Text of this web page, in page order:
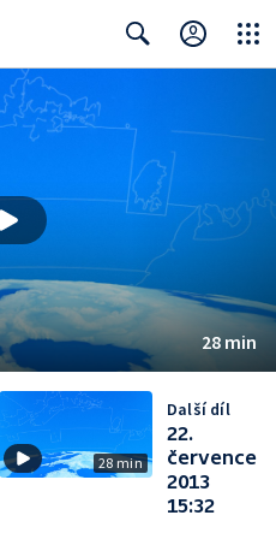
28 min
28 min
Další díl
22.
července
2013
15:32